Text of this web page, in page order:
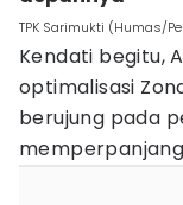
TPK Sarimukti (Humas/
Kendati begitu,
optimalisasi
berujung pada